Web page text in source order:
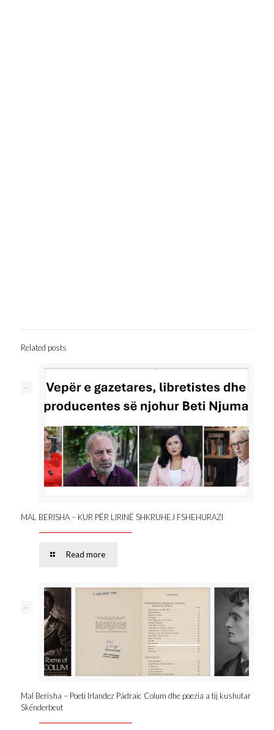
Related posts
--
MAL BERISHA – KUR PËR LIRINË SHKRUHEJ FSHEHURAZI
Read more
--
Mal Berisha – Poeti Irlandez Pádraic Colum dhe poezia a tij kushutar
Skënderbeut